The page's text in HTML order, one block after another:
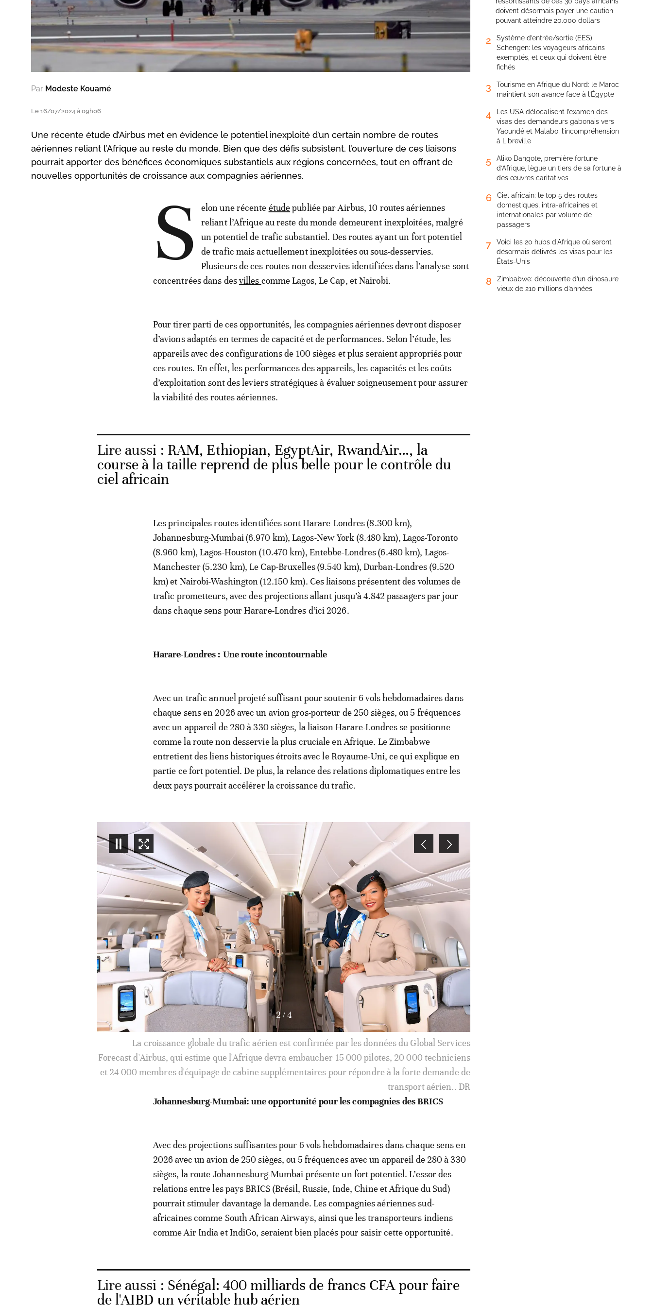
Par Modeste Kouamé
Le 16/07/2024 à 09h06
Une récente étude d’Airbus met en évidence le potentiel inexploité d’un certain nombre de routes
aériennes reliant l’Afrique au reste du monde. Bien que des défis subsistent, l’ouverture de ces liaisons
pourrait apporter des bénéfices économiques substantiels aux régions concernées, tout en offrant de
nouvelles opportunités de croissance aux compagnies aériennes.
S elon une récente étudepubliée par Airbus, 10 routes aériennes
reliant l’Afrique au reste du monde demeurent inexploitées, malgré
un potentiel de trafic substantiel. Des routes ayant un fort potentiel
de trafic mais actuellement inexploitées ou sous-desservies.
Plusieurs de ces routes non desservies identifiées dans l’analyse sont
concentrées dans desvilles comme Lagos, Le Cap, et Nairobi.
Pour tirer parti de ces opportunités, les compagnies aériennes devront disposer
d’avions adaptés en termes de capacité et de performances. Selon l’étude, les
appareils avec des configurations de 100 sièges et plus seraient appropriés pour
ces routes. En effet, les performances des appareils, les capacités et les coûts
d’exploitation sont des leviers stratégiques à évaluer soigneusement pour assurer
la viabilité des routes aériennes.
Lire aussi : RAM, Ethiopian, EgyptAir, RwandAir…, la
course à la taille reprend de plus belle pour le contrôle du
ciel africain
Les principales routes identifiées sont Harare-Londres (8.300 km),
Johannesburg-Mumbai (6.970 km), Lagos-New York (8.480 km), Lagos-Toronto
(8.960 km), Lagos-Houston (10.470 km), Entebbe-Londres (6.480 km), Lagos-
Manchester (5.230 km), Le Cap-Bruxelles (9.540 km), Durban-Londres (9.520
km) et Nairobi-Washington (12.150 km). Ces liaisons présentent des volumes de
trafic prometteurs, avec des projections allant jusqu’à 4.842 passagers par jour
dans chaque sens pour Harare-Londres d’ici 2026.
Harare-Londres : Une route incontournable
Avec un trafic annuel projeté suffisant pour soutenir 6 vols hebdomadaires dans
chaque sens en 2026 avec un avion gros-porteur de 250 sièges, ou 5 fréquences
avec un appareil de 280 à 330 sièges, la liaison Harare-Londres se positionne
comme la route non desservie la plus cruciale en Afrique. Le Zimbabwe
entretient des liens historiques étroits avec le Royaume-Uni, ce qui explique en
partie ce fort potentiel. De plus, la relance des relations diplomatiques entre les
deux pays pourrait accélérer la croissance du trafic.
3/4
Plusieurs des principales routes non desservies identifiées dans l'analyse sont concentrées dans
des villes telles que Lagos, Le Cap, Nairobi, Dakar et Douala.. DR
Johannesburg-Mumbai: une opportunité pour les compagnies des BRICS
sièges, la route Johannesburg-Mumbai présente un fort potentiel. L’essor des
relations entre les pays BRICS (Brésil, Russie, Inde, Chine et Afrique du Sud)
pourrait stimuler davantage la demande. Les compagnies aériennes sud-
africaines comme South African Airways, ainsi que les transporteurs indiens
comme Air India et IndiGo, seraient bien placés pour saisir cette opportunité.
de l'AIBD un véritable hub aérien
doivent désormais payer une caution
pouvant atteindre 20.000 dollars
2
Système d’entrée/sortie (EES)
Schengen: les voyageurs africains
exemptés, et ceux qui doivent être
fichés
3
Tourisme en Afrique du Nord: le Maroc
maintient son avance face à l’Égypte
4
Les USA délocalisent l’examen des
visas des demandeurs gabonais vers
Yaoundé et Malabo, l’incompréhension
à Libreville
5
Aliko Dangote, première fortune
d’Afrique, lègue un tiers de sa fortune à
des œuvres caritatives
6
Ciel africain: le top 5 des routes
domestiques, intra-africaines et
internationales par volume de
passagers
7
Voici les 20 hubs d’Afrique où seront
désormais délivrés les visas pour les
États-Unis
8
Zimbabwe: découverte d’un dinosaure
vieux de 210 millions d’années